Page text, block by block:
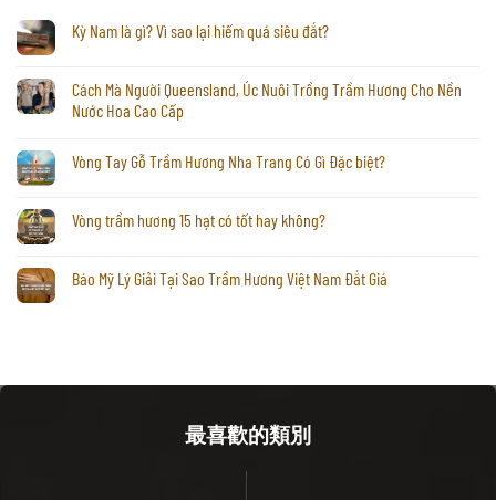
Kỳ Nam là gì? Vì sao lại hiếm quá siêu đắt?
Cách Mà Người Queensland, Úc Nuôi Trồng Trầm Hương Cho Nền
Nước Hoa Cao Cấp
Vòng Tay Gỗ Trầm Hương Nha Trang Có Gì Đặc biệt?
Vòng trầm hương 15 hạt có tốt hay không?
Báo Mỹ Lý Giải Tại Sao Trầm Hương Việt Nam Đắt Giá
最喜歡的類別